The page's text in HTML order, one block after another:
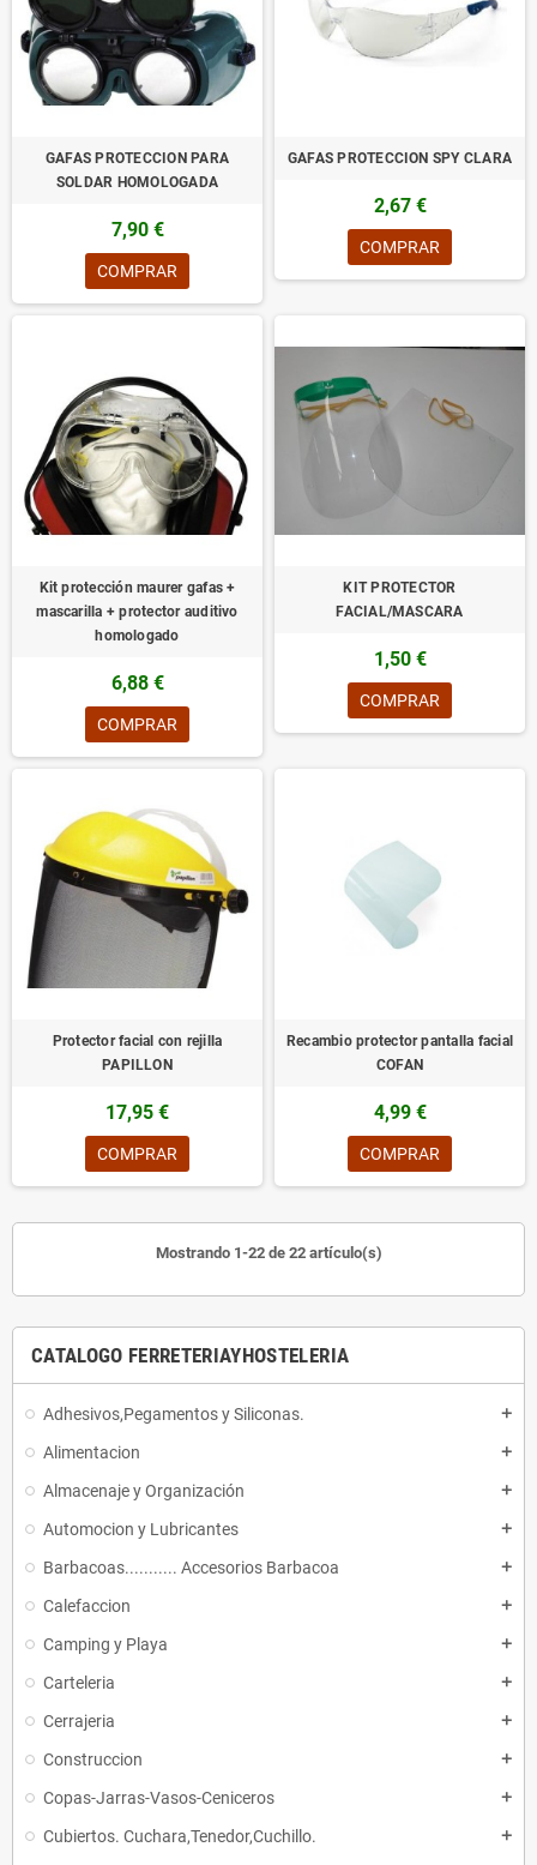
CATALOGO FERRETERIAYHOSTELERIA
Adhesivos,Pegamentos y Siliconas. add
Alimentacion add
Almacenaje y Organización add
Automocion y Lubricantes add
Barbacoas........... Accesorios Barbacoa add
Calefaccion add
Camping y Playa add
Carteleria add
Cerrajeria add
Construccion add
Copas-Jarras-Vasos-Ceniceros add
Cubiertos. Cuchara,Tenedor,Cuchillo. add
GAFAS PROTECCION PARA
SOLDAR HOMOLOGADA
7,90 €
COMPRAR
GAFAS PROTECCION SPY CLARA
2,67 €
COMPRAR
Kit protección maurer gafas +
mascarilla + protector auditivo
homologado
6,88 €
COMPRAR
KIT PROTECTOR
FACIAL/MASCARA
1,50 €
COMPRAR
Protector facial con rejilla
PAPILLON
17,95 €
COMPRAR
Recambio protector pantalla facial
COFAN
4,99 €
COMPRAR
Mostrando 1-22 de 22 artículo(s)